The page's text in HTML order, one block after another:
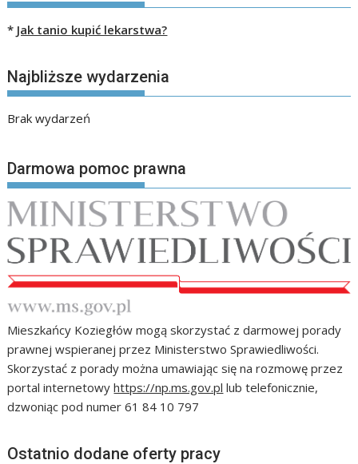
* Jak tanio kupić lekarstwa?
Najbliższe wydarzenia
Brak wydarzeń
Darmowa pomoc prawna
Mieszkańcy Koziegłów mogą skorzystać z darmowej porady
prawnej wspieranej przez Ministerstwo Sprawiedliwości.
Skorzystać z porady można umawiając się na rozmowę przez
portal internetowyhttps://np.ms.gov.pl lub telefonicznie,
dzwoniąc pod numer 61 84 10 797
Ostatnio dodane oferty pracy